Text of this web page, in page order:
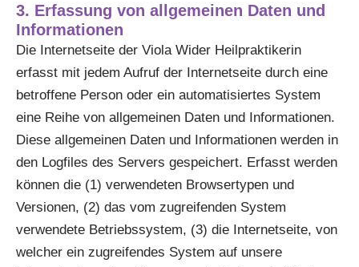
3. Erfassung von allgemeinen Daten und
Informationen
Die Internetseite der Viola Wider Heilpraktikerin
erfasst mit jedem Aufruf der Internetseite durch eine
betroffene Person oder ein automatisiertes System
eine Reihe von allgemeinen Daten und Informationen.
Diese allgemeinen Daten und Informationen werden in
den Logfiles des Servers gespeichert. Erfasst werden
können die (1) verwendeten Browsertypen und
Versionen, (2) das vom zugreifenden System
verwendete Betriebssystem, (3) die Internetseite, von
welcher ein zugreifendes System auf unsere